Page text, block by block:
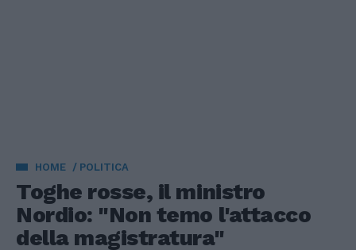
HOME POLITICA
Toghe rosse, il ministro
Nordio: "Non temo l'attacco
della magistratura"